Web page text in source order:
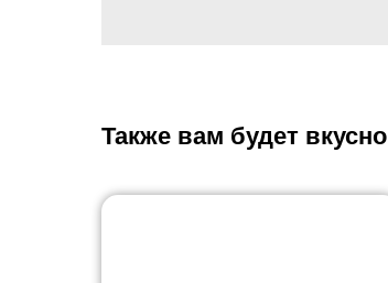
Также вам будет вкусно